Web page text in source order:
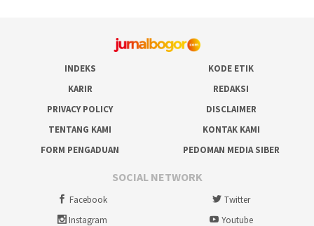
INDEKS
KODE ETIK
KARIR
REDAKSI
PRIVACY POLICY
DISCLAIMER
TENTANG KAMI
KONTAK KAMI
FORM PENGADUAN
PEDOMAN MEDIA SIBER
SOCIAL NETWORK
Facebook
Twitter
Instagram
Youtube